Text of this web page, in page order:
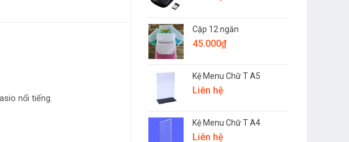
Cặp 12 ngăn
45.000₫
Kệ Menu Chữ T A5
Liên hệ
Kệ Menu Chữ T A4
Liên hệ
nổi tiếng.